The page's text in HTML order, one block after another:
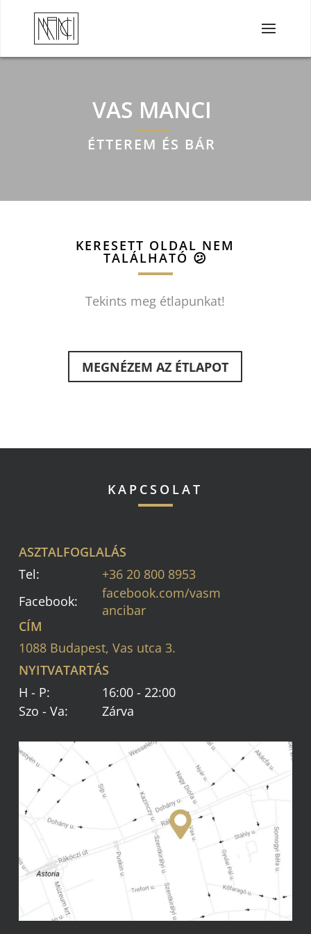
VAS MANCI
ÉTTEREM ÉS BÁR
KERESETT OLDAL NEM
TALÁLHATÓ 😕
Tekints meg étlapunkat!
MEGNÉZEM AZ ÉTLAPOT
KAPCSOLAT
ASZTALFOGLALÁS
Tel:
+36 20 800 8953
Facebook:
facebook.com/vasm
ancibar
CÍM
1088 Budapest, Vas utca 3.
NYITVATARTÁS
H - P:
16:00 - 22:00
Szo - Va:
Zárva